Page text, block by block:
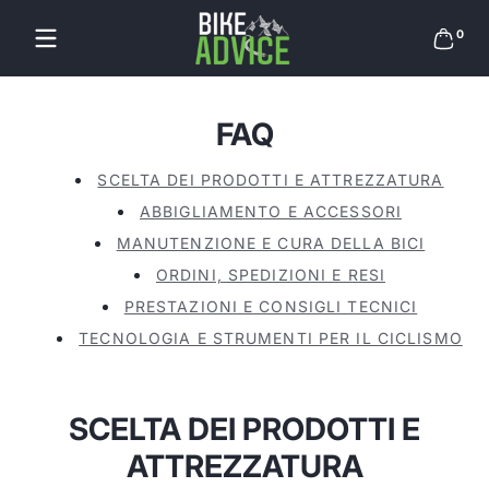
0
FAQ
SCELTA DEI PRODOTTI E ATTREZZATURA
ABBIGLIAMENTO E ACCESSORI
MANUTENZIONE E CURA DELLA BICI
ORDINI, SPEDIZIONI E RESI
PRESTAZIONI E CONSIGLI TECNICI
TECNOLOGIA E STRUMENTI PER IL CICLISMO
SCELTA DEI PRODOTTI E
ATTREZZATURA